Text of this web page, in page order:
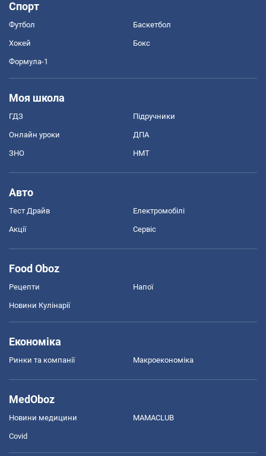
Спорт
Футбол Баскетбол
Хокей Бокс
Формула-1
Моя школа
ГДЗ Підручники
Онлайн уроки ДПА
ЗНО НМТ
Авто
Тест Драйв Електромобілі
Акції Сервіс
Food Oboz
Рецепти Напої
Новини Кулінарії
Економіка
Ринки та компанії Макроекономіка
MedOboz
Новини медицини MAMACLUB
Covid